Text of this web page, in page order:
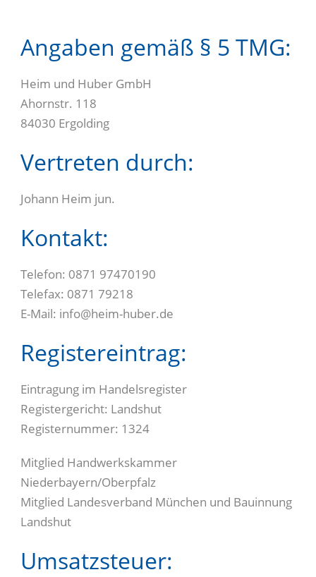
Angaben gemäß § 5 TMG:
Heim und Huber GmbH
Ahornstr. 118
84030 Ergolding
Vertreten durch:
Johann Heim jun.
Kontakt:
Telefon: 0871 97470190
Telefax: 0871 79218
E-Mail: info@heim-huber.de
Registereintrag:
Eintragung im Handelsregister
Registergericht: Landshut
Registernummer: 1324
Mitglied Handwerkskammer
Niederbayern/Oberpfalz
Mitglied Landesverband München und Bauinnung
Landshut
Umsatzsteuer: